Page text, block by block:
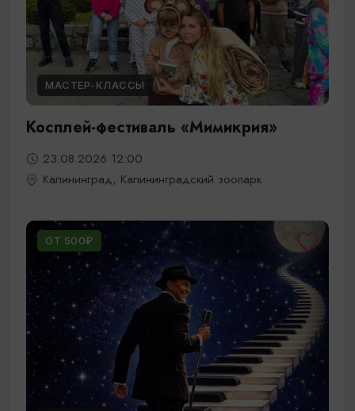
МАСТЕР-КЛАССЫ
Косплей-фестиваль «Мимикрия»
23.08.2026 12:00
Калининград, Калининградский зоопарк
ОТ 500₽